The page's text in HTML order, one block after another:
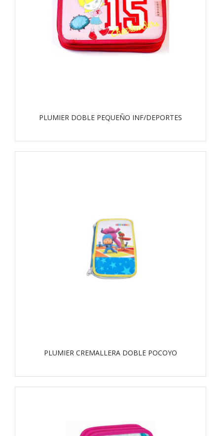
PLUMIER DOBLE PEQUEÑO INF/DEPORTES
PLUMIER CREMALLERA DOBLE POCOYO